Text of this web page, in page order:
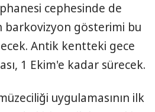
cephesinde de
barkovizyon gösterimi bu
Antik kentteki gece
1 Ekim'e kadar sürecek.
uygulamasının ilk